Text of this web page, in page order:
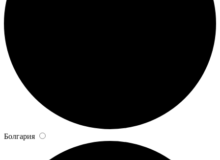
Болгария